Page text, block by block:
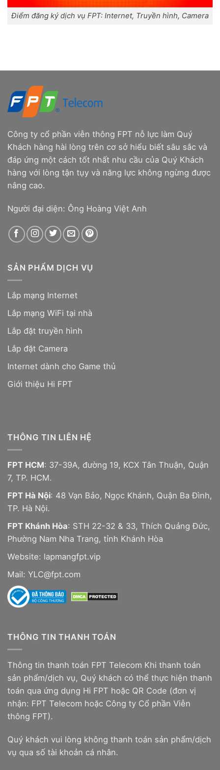
Điểm đăng ký dịch vụ FPT: Internet, Truyền hình, Camera
Công ty cổ phần viễn thông FPT nỗ lực làm Quý
Khách hàng hài lòng trên cơ sở hiểu biết sâu sắc và
đáp ứng một cách tốt nhất nhu cầu của Quý Khách
hàng với lòng tận tụy và năng lực không ngừng được
nâng cao.
Người đại diện: Ông Hoàng Việt Anh
SẢN PHẨM DỊCH VỤ
Lắp mạng Internet
Lắp mạng WiFi tại nhà
Lắp đặt truyền hình
Lắp đặt Camera
Internet dành cho Game thủ
Giới thiệu Hi FPT
THÔNG TIN LIÊN HỆ
FPT HCM: 37-39A, đường 19, KCX Tân Thuận, Quận
7, TP. HCM.
FPT Hà Nội: 48 Vạn Bảo, Ngọc Khánh, Quận Ba Đình,
TP. Hà Nội.
FPT Khánh Hòa: STH 22-32 & 33, Thích Quảng Đức,
Phường Nam Nha Trang, tỉnh Khánh Hòa
Website: lapmangfpt.vip
Mail: YLC@fpt.com
THÔNG TIN THANH TOÁN
Thông tin thanh toán FPT Telecom Khi thanh toán
sản phẩm/dịch vụ, Quý khách có thể thực hiện thanh
toán qua ứng dụng Hi FPT hoặc QR Code (đơn vị
nhận: FPT Telecom hoặc Công ty Cổ phần Viễn
thông FPT).
Quý khách vui lòng không thanh toán sản phẩm/dịch
vụ qua số tài khoản cá nhân.